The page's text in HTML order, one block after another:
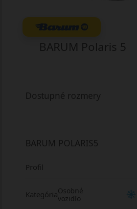
BARUM Polaris 5
Dostupné rozmery
BARUM POLARIS5
Profil
KategóriaOsobné
vozidlo